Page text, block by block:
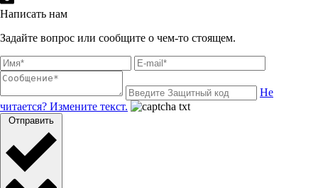
Написать нам
Задайте вопрос или сообщите о чем-то стоящем.
Не
читается? Измените текст.
Отправить